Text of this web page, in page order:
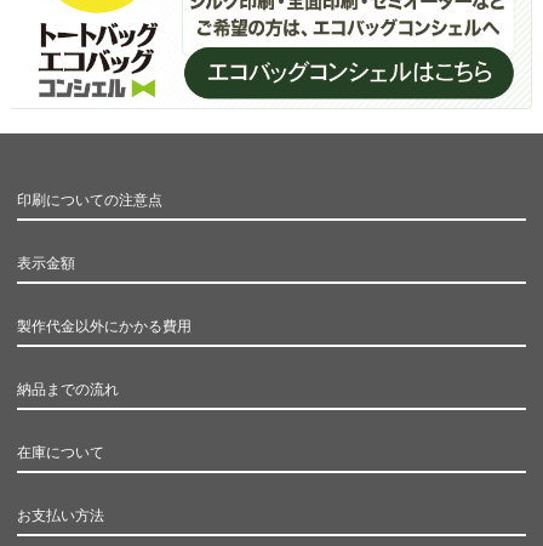
印刷についての注意点
表示金額
製作代金以外にかかる費用
納品までの流れ
在庫について
お支払い方法